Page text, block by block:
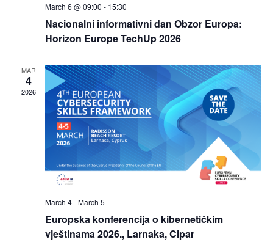
March 6 @ 09:00 - 15:30
Nacionalni informativni dan Obzor Europa:
Horizon Europe TechUp 2026
MAR
4
2026
March 4-March 5
Europska konferencija o kibernetičkim
vještinama 2026., Larnaka, Cipar